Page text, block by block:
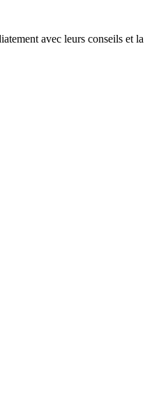
avec leurs conseils et la